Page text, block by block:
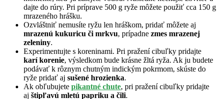
dajte do rúry. Pri príprave 500 g ryže môžete použiť cca 150 g
mrazeného hrášku.
Ozvláštniť nemusíte ryžu len hráškom, pridať môžete aj
mrazenú kukuricu či mrkvu, prípadne zmes mrazenej
zeleniny.
Experimentujte s koreninami. Pri pražení cibuľky pridajte
karí korenie, výsledkom bude krásne žltá ryža. Ak ju budete
podávať k rôznym chutným indickým pokrmom, skúste do
ryže pridať aj sušené hrozienka.
Ak obľubujete pikantné chute, pri pražení cibuľky pridajte
aj štipľavú mletú papriku a čili.